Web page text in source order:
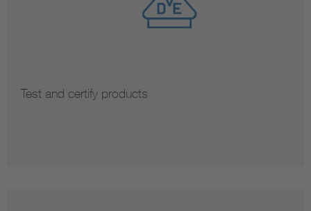
Test and certify products